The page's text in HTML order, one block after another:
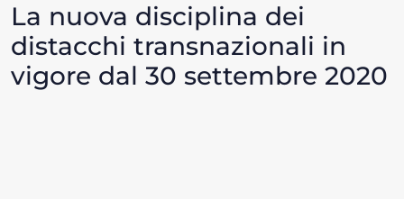
La nuova disciplina dei
distacchi transnazionali in
vigore dal 30 settembre 2020